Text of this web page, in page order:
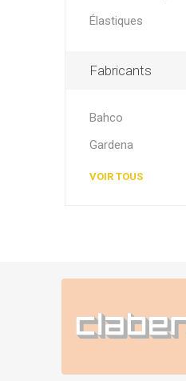
Élastiques
Fabricants
Bahco
Gardena
VOIR TOUS